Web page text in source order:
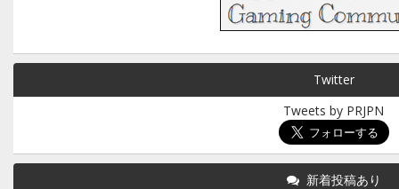
Twitter
Tweets by PRJPN
新着投稿あり